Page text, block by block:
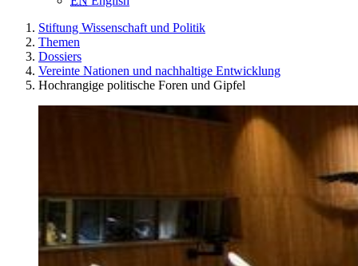
Stiftung Wissenschaft und Politik
Themen
Dossiers
Vereinte Nationen und nachhaltige Entwicklung
Hochrangige politische Foren und Gipfel